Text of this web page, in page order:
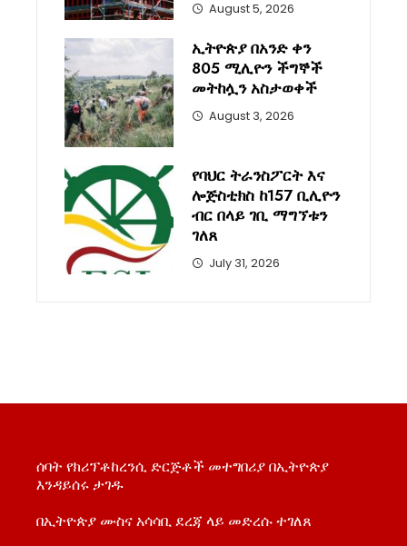
August 5, 2026
ኢትዮጵያ በአንድ ቀን
805 ሚሊዮን ችግኞች
መትከሏን አስታወቀች
August 3, 2026
የባህር ትራንስፖርት እና
ሎጅስቲክስ ከ157 ቢሊዮን
ብር በላይ ገቢ ማግኘቱን
ገለጸ
July 31, 2026
ሰባት የክሪፕቶከረንሲ ድርጅቶች መተግበሪያ በኢትዮጵያ
እንዳይሰሩ ታገዱ
በኢትዮጵያ ሙስና አሳሳቢ ደረጃ ላይ መድረሱ ተገለጸ